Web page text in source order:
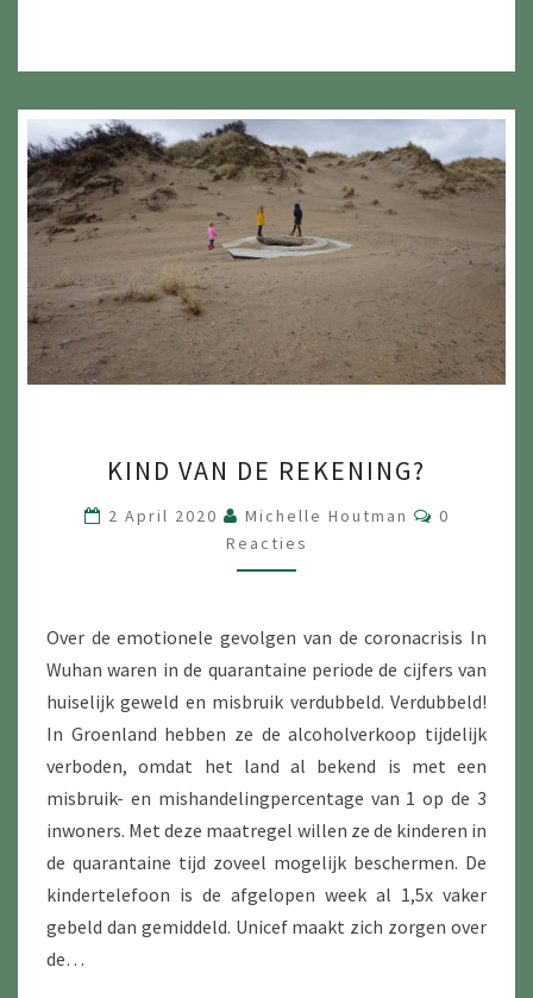
VAN
DE
REKENING?
KIND VAN DE REKENING?
2 April 2020 Michelle Houtman Reacties
0
Reacties
Over de emotionele gevolgen van de coronacrisis In
Wuhan waren in de quarantaine periode de cijfers van
huiselijk geweld en misbruik verdubbeld. Verdubbeld!
In Groenland hebben ze de alcoholverkoop tijdelijk
verboden, omdat het land al bekend is met een
misbruik- en mishandelingpercentage van 1 op de 3
inwoners. Met deze maatregel willen ze de kinderen in
de quarantaine tijd zoveel mogelijk beschermen. De
kindertelefoon is de afgelopen week al 1,5x vaker
gebeld dan gemiddeld. Unicef maakt zich zorgen over
de…